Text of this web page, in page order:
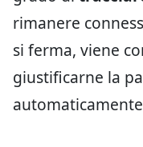
rimanere
si ferma, viene
giustificarne la